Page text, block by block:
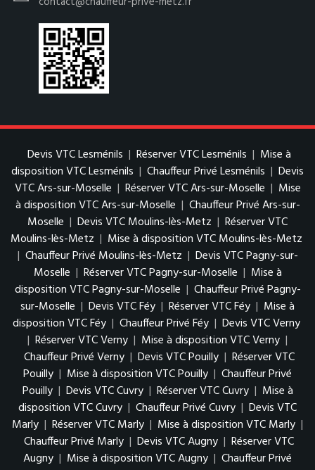
Devis VTC Lesménils | Réserver VTC Lesménils | Mise à
disposition VTC Lesménils | Chauffeur Privé Lesménils | Devis
VTC Ars-sur-Moselle | Réserver VTC Ars-sur-Moselle | Mise
à disposition VTC Ars-sur-Moselle | Chauffeur Privé Ars-sur-
Moselle | Devis VTC Moulins-lès-Metz | Réserver VTC
Moulins-lès-Metz | Mise à disposition VTC Moulins-lès-Metz
| Chauffeur Privé Moulins-lès-Metz | Devis VTC Pagny-sur-
Moselle | Réserver VTC Pagny-sur-Moselle | Mise à
disposition VTC Pagny-sur-Moselle | Chauffeur Privé Pagny-
sur-Moselle | Devis VTC Féy | Réserver VTC Féy | Mise à
disposition VTC Féy | Chauffeur Privé Féy | Devis VTC Verny
| Réserver VTC Verny | Mise à disposition VTC Verny |
Chauffeur Privé Verny | Devis VTC Pouilly | Réserver VTC
Pouilly | Mise à disposition VTC Pouilly | Chauffeur Privé
Pouilly | Devis VTC Cuvry | Réserver VTC Cuvry | Mise à
disposition VTC Cuvry | Chauffeur Privé Cuvry | Devis VTC
Marly | Réserver VTC Marly | Mise à disposition VTC Marly |
Chauffeur Privé Marly | Devis VTC Augny | Réserver VTC
Augny | Mise à disposition VTC Augny | Chauffeur Privé